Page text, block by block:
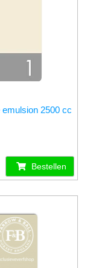
2500 cc
Bestellen